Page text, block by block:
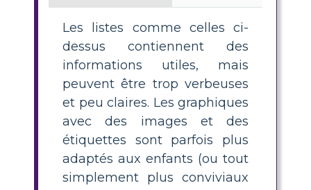
Les listes comme celles ci-
dessus contiennent des
informations utiles, mais
peuvent être trop verbeuses
et peu claires. Les graphiques
avec des images et des
étiquettes sont parfois plus
adaptés aux enfants (ou tout
simplement plus conviviaux